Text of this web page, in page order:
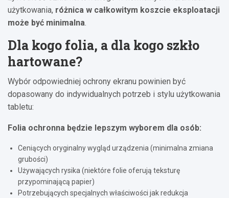
użytkowania, różnica w całkowitym koszcie eksploatacji
może być minimalna.
Dla kogo folia, a dla kogo szkło
hartowane?
Wybór odpowiedniej ochrony ekranu powinien być
dopasowany do indywidualnych potrzeb i stylu użytkowania
tabletu:
Folia ochronna będzie lepszym wyborem dla osób:
Ceniących oryginalny wygląd urządzenia (minimalna zmiana
grubości)
Używających rysika (niektóre folie oferują teksturę
przypominającą papier)
Potrzebujących specjalnych właściwości jak redukcja